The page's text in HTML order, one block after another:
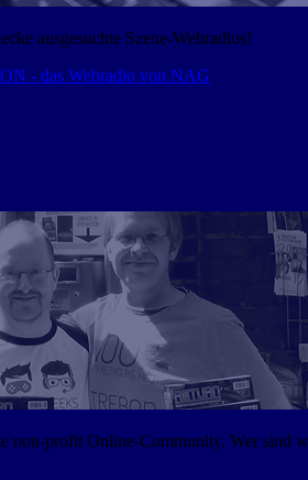
ausgesuchte Szene-Webradios!
- das Webradio von NAG
non-profit Online-Community. Wer